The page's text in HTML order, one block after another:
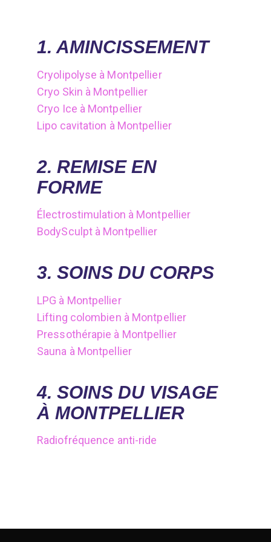
1. AMINCISSEMENT
Cryolipolyse à Montpellier
Cryo Skin à Montpellier
Cryo Ice à Montpellier
Lipo cavitation à Montpellier
2. REMISE EN
FORME
Électrostimulation à Montpellier
BodySculpt à Montpellier
3. SOINS DU CORPS
LPG à Montpellier
Lifting colombien à Montpellier
Pressothérapie à Montpellier
Sauna à Montpellier
4. SOINS DU VISAGE
À MONTPELLIER
Radiofréquence anti-ride